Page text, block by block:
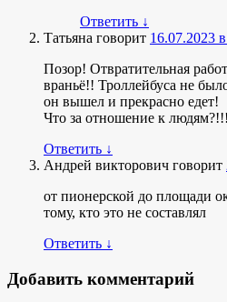
Ответить ↓
Татьяна говорит 16.07.2023
Позор! Отвратительная
враньё!! Троллейбуса не
он вышел и прекрасно едет!
Что за отношение к
Ответить ↓
Андрей викторович говорит
от пионерской до площади
тому, кто это не составлял
Ответить ↓
Добавить комментарий